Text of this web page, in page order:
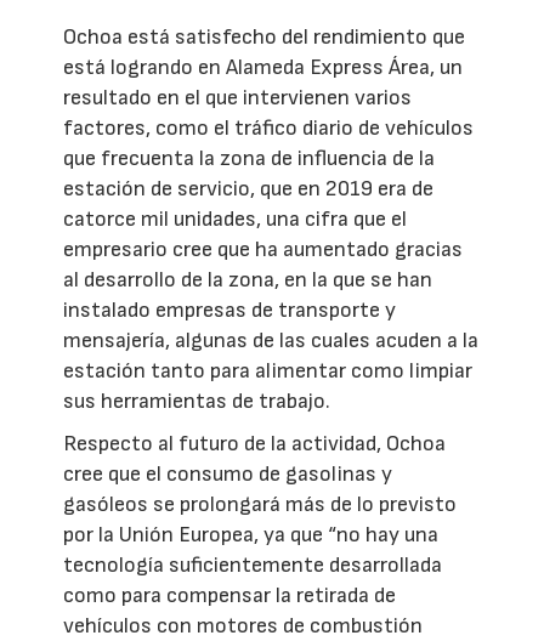
Ochoa está satisfecho del rendimiento que
está logrando en Alameda Express Área, un
resultado en el que intervienen varios
factores, como el tráfico diario de vehículos
que frecuenta la zona de influencia de la
estación de servicio, que en 2019 era de
catorce mil unidades, una cifra que el
empresario cree que ha aumentado gracias
al desarrollo de la zona, en la que se han
instalado empresas de transporte y
mensajería, algunas de las cuales acuden a la
estación tanto para alimentar como limpiar
sus herramientas de trabajo.
Respecto al futuro de la actividad, Ochoa
cree que el consumo de gasolinas y
gasóleos se prolongará más de lo previsto
por la Unión Europea, ya que “no hay una
tecnología suficientemente desarrollada
como para compensar la retirada de
vehículos con motores de combustión